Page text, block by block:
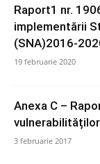
Raport1 nr.
implementării
(SNA)2016-
19 februarie 2020
Anexa C –
3 februarie 2017